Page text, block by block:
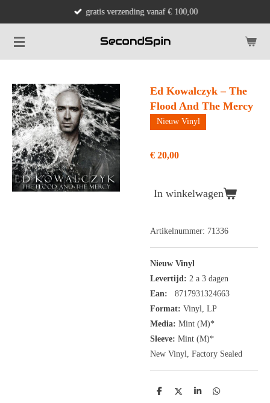
naar
de
gratis verzending vanaf € 100,00
Ed Kowalczyk – The
Flood And The Mercy
Nieuw Vinyl
€ 20,00
In winkelwagen
Artikelnummer: 71336
Nieuw Vinyl
Levertijd: 2 a 3 dagen
Ean: 8717931324663
Format: Vinyl, LP
Media: Mint (M)*
Sleeve: Mint (M)*
New Vinyl, Factory Sealed
D
D
S
D